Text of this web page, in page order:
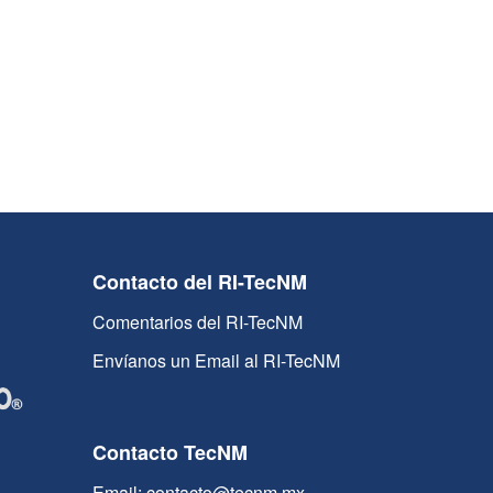
Contacto del RI-TecNM
Comentarios del RI-TecNM
Envíanos un Email al RI-TecNM
Contacto TecNM